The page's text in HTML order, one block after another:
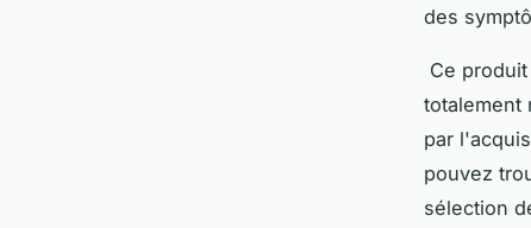
des
Ce
totalement
par
pouvez
sélection